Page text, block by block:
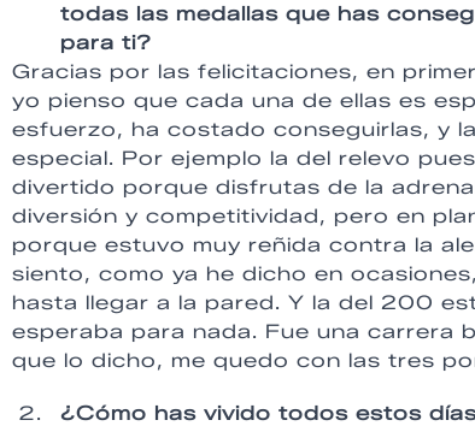
todas las medallas que has
para ti?
Gracias por las felicitaciones, en
yo pienso que cada una de ellas es
esfuerzo, ha costado conseguirlas, y
especial. Por ejemplo la del relevo
divertido porque disfrutas de la
diversión y competitividad, pero en
porque estuvo muy reñida contra la
siento, como ya he dicho en
hasta llegar a la pared. Y la del 200
esperaba para nada. Fue una carrera
que lo dicho, me quedo con las tres
¿Cómo has vivido todos estos